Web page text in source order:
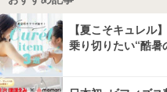
【夏こそキュレル
乗り切りたい“酷